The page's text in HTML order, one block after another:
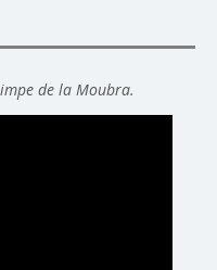
de la Moubra.